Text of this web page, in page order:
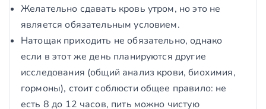
Желательно сдавать кровь утром, но это не
является обязательным условием.
Натощак приходить не обязательно, однако
если в этот же день планируются другие
исследования (общий анализ крови, биохимия,
гормоны), стоит соблюсти общее правило: не
есть 8 до 12 часов, пить можно чистую